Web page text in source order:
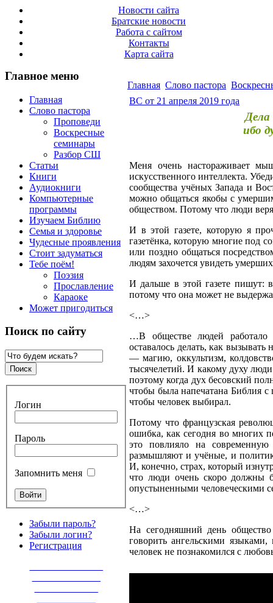
Новости сайта
Братские новости
Работа с сайтом
Контакты
Карта сайта
Главное меню
Главная
Слово пастора
Проповеди
Воскресные
семинары
Разбор СШ
Статьи
Книги
Аудиокниги
Компьютерные
программы
Изучаем Библию
Семья и здоровье
Чудесные проявления
Стоит задуматься
Тебе поём!
Поэзия
Прославление
Караоке
Может пригодиться
Поиск по сайту
Логин
Пароль
Запомнить меня
Забыли пароль?
Забыли логин?
Регистрация
Главная Слово пастора
ВС от 21 апреля 2019 года
Дела
ибо
Меня очень настораживает
искусственного интеллекта.
сообщества учёных Запада и
можно общаться якобы с
обществом. Потому что люди
И в этой газете, которую я
газетёнка, которую многие под
или поздно общаться
людям захочется увидеть
И дальше в этой газете пишут:
потому что она может не
<…>
…В обществе людей работало
оставалось делать, как
— магию, оккультизм,
тысячелетий. И какому духу
поэтому когда дух бесовский
чтобы была напечатана Библия
чтобы человек выбирал.
Потому что французская
ошибка, как сегодня во многих
это повлияло на
размышляют и учёные, и
И, конечно, страх, который
что люди очень скоро должны
опустыненными человеческими
<…>
На сегодняшний день
говорить ангельскими
человек не познакомился с